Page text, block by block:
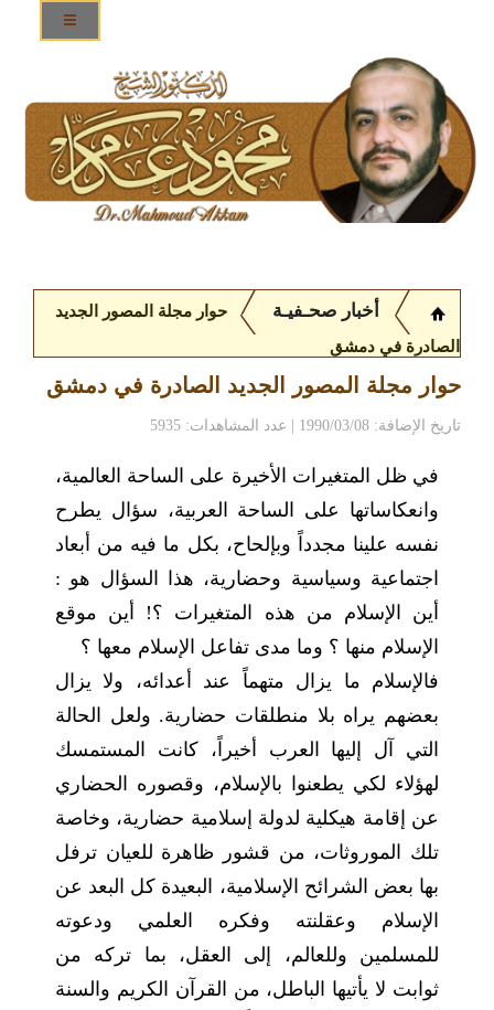
أخبار صحـفيـة حوار مجلة المصور الجديد
الصادرة في دمشق
حوار مجلة المصور الجديد الصادرة في دمشق
تاريخ الإضافة: 1990/03/08 | عدد المشاهدات: 5935
في ظل المتغيرات الأخيرة على الساحة العالمية،
وانعكاساتها على الساحة العربية، سؤال يطرح
نفسه علينا مجدداً وبإلحاح، بكل ما فيه من أبعاد
اجتماعية وسياسية وحضارية، هذا السؤال هو :
أين الإسلام من هذه المتغيرات ؟! أين موقع
الإسلام منها ؟ وما مدى تفاعل الإسلام معها ؟
فالإسلام ما يزال متهماً عند أعدائه، ولا يزال
بعضهم يراه بلا منطلقات حضارية. ولعل الحالة
التي آل إليها العرب أخيراً، كانت المستمسك
لهؤلاء لكي يطعنوا بالإسلام، وقصوره الحضاري
عن إقامة هيكلية لدولة إسلامية حضارية، وخاصة
تلك الموروثات، من قشور ظاهرة للعيان ترفل
بها بعض الشرائح الإسلامية، البعيدة كل البعد عن
الإسلام وعقلنته وفكره العلمي ودعوته
للمسلمين وللعالم، إلى العقل، بما تركه من
ثوابت لا يأتيها الباطل، من القرآن الكريم والسنة